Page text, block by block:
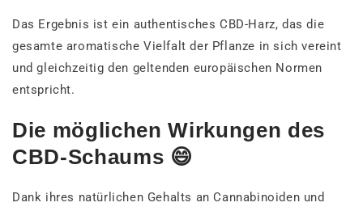
Das Ergebnis ist ein authentisches CBD-Harz, das die
gesamte aromatische Vielfalt der Pflanze in sich vereint
und gleichzeitig den geltenden europäischen Normen
entspricht.
Die möglichen Wirkungen des
CBD-Schaums 😄
Dank ihres natürlichen Gehalts an Cannabinoiden und